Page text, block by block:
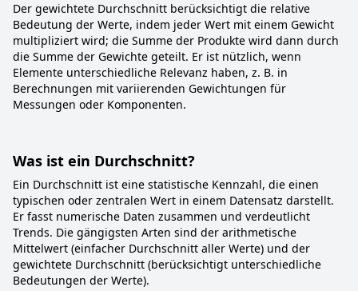
Der gewichtete Durchschnitt berücksichtigt die relative
Bedeutung der Werte, indem jeder Wert mit einem Gewicht
multipliziert wird; die Summe der Produkte wird dann durch
die Summe der Gewichte geteilt. Er ist nützlich, wenn
Elemente unterschiedliche Relevanz haben, z. B. in
Berechnungen mit variierenden Gewichtungen für
Messungen oder Komponenten.
Was ist ein Durchschnitt?
Ein Durchschnitt ist eine statistische Kennzahl, die einen
typischen oder zentralen Wert in einem Datensatz darstellt.
Er fasst numerische Daten zusammen und verdeutlicht
Trends. Die gängigsten Arten sind der arithmetische
Mittelwert (einfacher Durchschnitt aller Werte) und der
gewichtete Durchschnitt (berücksichtigt unterschiedliche
Bedeutungen der Werte).